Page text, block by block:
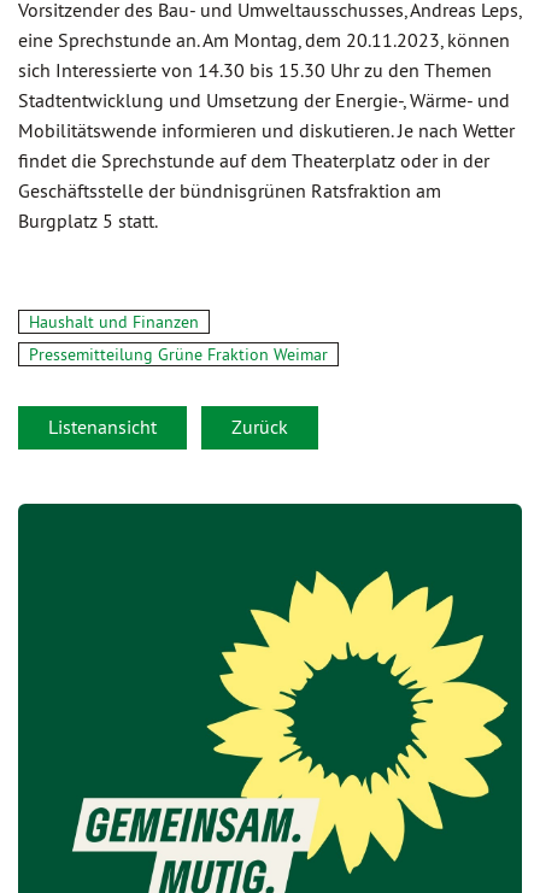
Vorsitzender des Bau- und Umweltausschusses, Andreas Leps,
eine Sprechstunde an. Am Montag, dem 20.11.2023, können
sich Interessierte von 14.30 bis 15.30 Uhr zu den Themen
Stadtentwicklung und Umsetzung der Energie-, Wärme- und
Mobilitätswende informieren und diskutieren. Je nach Wetter
findet die Sprechstunde auf dem Theaterplatz oder in der
Geschäftsstelle der bündnisgrünen Ratsfraktion am
Burgplatz 5 statt.
Haushalt und Finanzen
Pressemitteilung Grüne Fraktion Weimar
Listenansicht Zurück